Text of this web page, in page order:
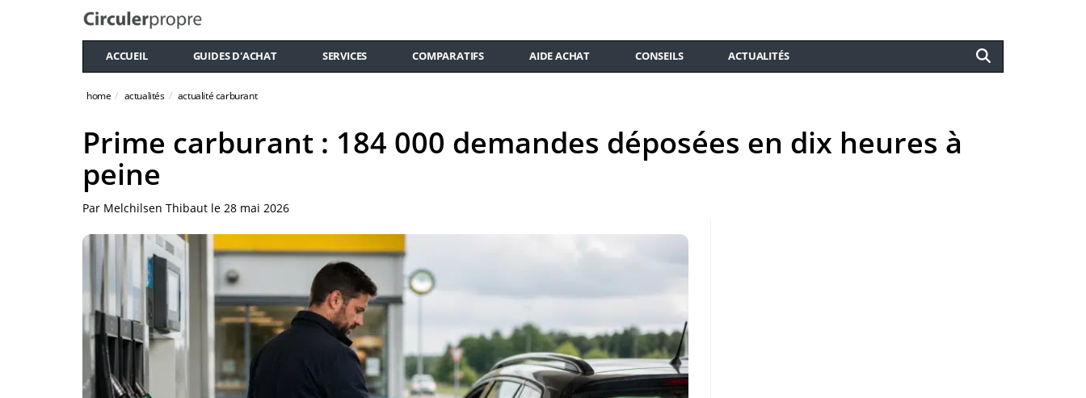
ACCUEIL GUIDES D'ACHAT SERVICES COMPARATIFS AIDE ACHAT CONSEILS ACTUALITÉS
home actualités actualité carburant
Prime carburant : 184 000 demandes déposées en dix heures à
peine
Par Melchilsen Thibaut le 28 mai 2026